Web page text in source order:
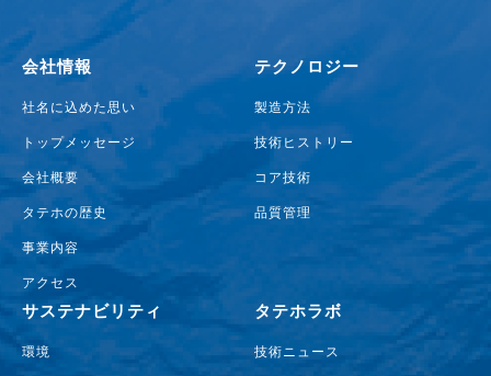
会社情報
社名に込めた思い
トップメッセージ
会社概要
タテホの歴史
事業内容
アクセス
テクノロジー
製造方法
技術ヒストリー
コア技術
品質管理
サステナビリティ
環境
タテホラボ
技術ニュース